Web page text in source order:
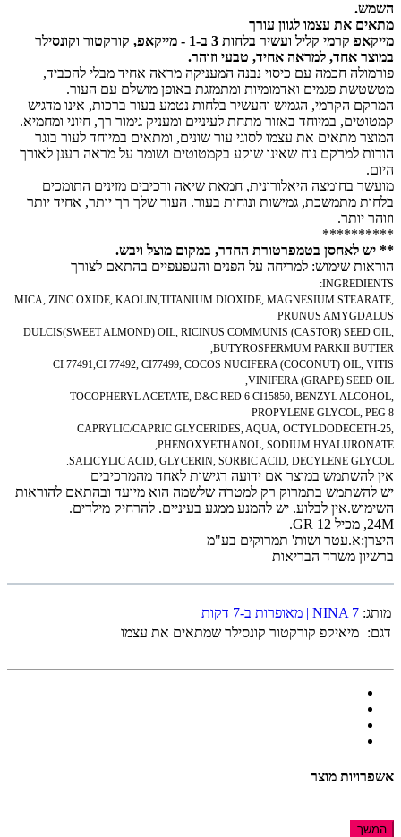
השמש.
מתאים את עצמו לגוון עורך
מייקאפ קרמי קליל ועשיר בלחות 3 ב-1 - מייקאפ, קורקטור וקונסילר
במוצר אחד, למראה אחיד, טבעי וזוהר.
פורמולה חכמה עם כיסוי נבנה המעניקה מראה אחיד מבלי להכביד,
מטשטשת פגמים ואדמומיות ומתמזגת באופן מושלם עם העור.
המרקם הקרמי, הגמיש והעשיר בלחות נטמע בעור ברכות, אינו מדגיש
קמטוטים, במיוחד באזור מתחת לעיניים ומעניק גימור רך, חיוני ומחמיא.
המוצר מתאים את עצמו לסוגי עור שונים, ומתאים במיוחד לעור בוגר
הודות למרקם נוח שאינו שוקע בקמטוטים ושומר על מראה רענן לאורך
היום.
מועשר בחומצה היאלורונית, חמאת שיאה ורכיבים מזינים התומכים
בלחות מתמשכת, גמישות ונוחות בעור. העור שלך רך יותר, אחיד יותר
וזוהר יותר.
**********
** יש לאחסן בטמפרטורת החדר, במקום מוצל ויבש.
הוראות שימוש: למריחה על הפנים והעפעפיים בהתאם לצורך
INGREDIENTS:
MICA, ZINC OXIDE, KAOLIN,TITANIUM DIOXIDE, MAGNESIUM STEARATE,
PRUNUS AMYGDALUS
DULCIS(SWEET ALMOND) OIL, RICINUS COMMUNIS (CASTOR) SEED OIL,
BUTYROSPERMUM PARKII BUTTER,
CI 77491,CI 77492, CI77499, COCOS NUCIFERA (COCONUT) OIL, VITIS
VINIFERA (GRAPE) SEED OIL,
TOCOPHERYL ACETATE, D&C RED 6 CI15850, BENZYL ALCOHOL,
PROPYLENE GLYCOL, PEG 8
CAPRYLIC/CAPRIC GLYCERIDES, AQUA, OCTYLDODECETH-25,
PHENOXYETHANOL, SODIUM HYALURONATE,
SALICYLIC ACID, GLYCERIN, SORBIC ACID, DECYLENE GLYCOL.
אין להשתמש במוצר אם ידועה רגישות לאחד מהמרכיבים
יש להשתמש בתמרוק רק למטרה שלשמה הוא מיועד ובהתאם להוראות
השימוש.אין לבלוע. יש להמנע ממגע בעיניים. להרחיק מילדים.
24M, מכיל 12 GR.
היצרן:א.עטר ושות' תמרוקים בע"מ
ברשיון משרד הבריאות
מותג: NINA 7 | מאופרות ב-7 דקות
דגם: מיאיקפ קורקטור קונסילר שמתאים את עצמו
אשפרויות מוצר
המשך